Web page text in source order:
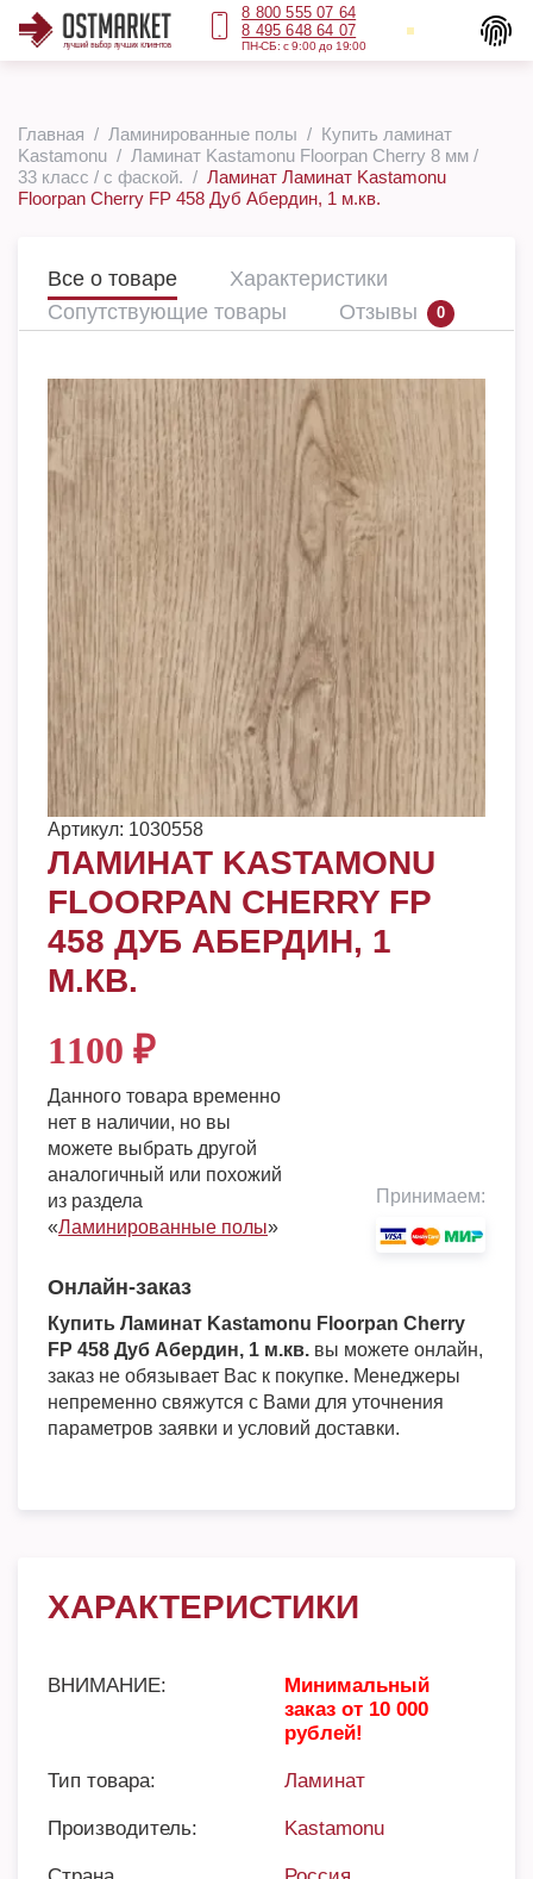
8 800 555 07 64
8 495 648 64 07
ПН-СБ: с 9:00 до 19:00
Главная Ламинированные полы
Купить ламинат
Kastamonu
Ламинат Kastamonu Floorpan Cherry 8 мм /
33 класс / с фаской.
Ламинат Ламинат Kastamonu
Floorpan Cherry FP 458 Дуб Абердин, 1 м.кв.
Все о товаре
Характеристики
Сопутствующие товары
Отзывы 0
Артикул: 1030558
ЛАМИНАТ KASTAMONU
FLOORPAN CHERRY FP
458 ДУБ АБЕРДИН, 1
М.КВ.
1100 ₽
Данного товара временно
нет в наличии, но вы
можете выбрать другой
аналогичный или похожий
из раздела
«Ламинированные полы»
Принимаем:
Онлайн-заказ
Купить Ламинат Kastamonu Floorpan Cherry
FP 458 Дуб Абердин, 1 м.кв. вы можете онлайн,
заказ не обязывает Вас к покупке. Менеджеры
непременно свяжутся с Вами для уточнения
параметров заявки и условий доставки.
ХАРАКТЕРИСТИКИ
ВНИМАНИЕ:
Минимальный
заказ от 10 000
рублей!
Тип товара: Ламинат
Производитель: Kastamonu